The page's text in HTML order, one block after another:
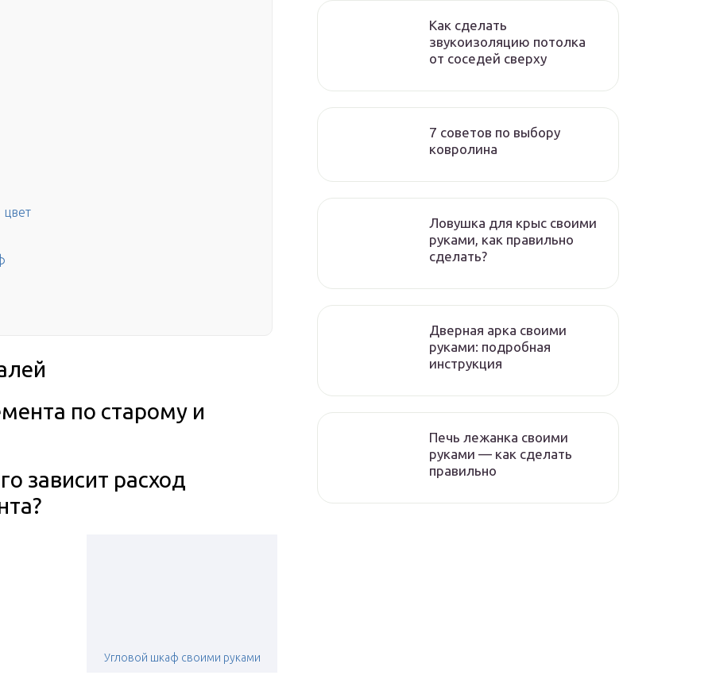
по старому и
зависит расход
Угловой шкаф своими руками
Как сделать
звукоизоляцию потолка
от соседей сверху
7 советов по выбору
ковролина
Ловушка для крыс своими
руками, как правильно
сделать?
Дверная арка своими
руками: подробная
инструкция
Печь лежанка своими
руками — как сделать
правильно